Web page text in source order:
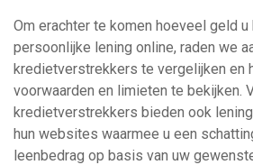
Om erachter te komen hoeveel geld u
persoonlijke lening online, raden we
kredietverstrekkers te vergelijken en
voorwaarden en limieten te bekijken.
kredietverstrekkers bieden ook
hun websites waarmee u een
leenbedrag op basis van uw